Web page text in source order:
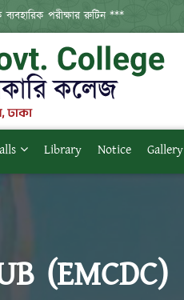
পরীক্ষার রুটিন ***
Library Notice Gallery
(EMCDC)